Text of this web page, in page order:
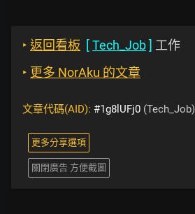
‣ 返回看板 [Tech_Job] 工作
‣ 更多 NorAku 的文章
文章代碼(AID): #1g8lUFj0 (Tech_Job)
更多分享選項
關閉廣告 方便截圖